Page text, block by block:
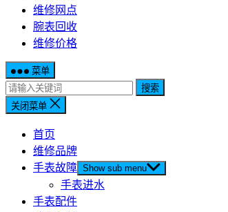
维修网点
腕表回收
维修价格
菜单
搜索
关闭菜单
首页
维修品牌
手表故障 Show sub menu
手表进水
手表配件